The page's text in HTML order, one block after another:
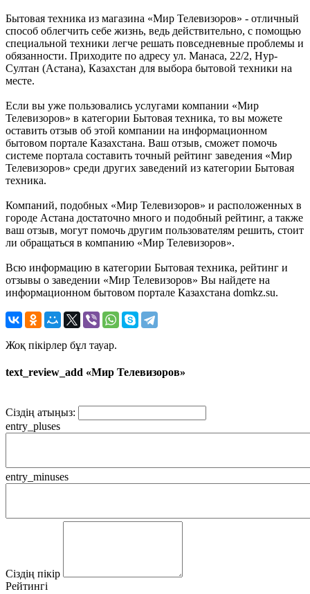
Бытовая техника из магазина «Мир Телевизоров» - отличный
способ облегчить себе жизнь, ведь действительно, с помощью
специальной техники легче решать повседневные проблемы и
обязанности. Приходите по адресу ул. Манаса, 22/2, Нур-
Султан (Астана), Казахстан для выбора бытовой техники на
месте.
Если вы уже пользовались услугами компании «Мир
Телевизоров» в категории Бытовая техника, то вы можете
оставить отзыв об этой компании на информационном
бытовом портале Казахстана. Ваш отзыв, сможет помочь
системе портала составить точный рейтинг заведения «Мир
Телевизоров» среди других заведений из категории Бытовая
техника.
Компаний, подобных «Мир Телевизоров» и расположенных в
городе Астана достаточно много и подобный рейтинг, а также
ваш отзыв, могут помочь другим пользователям решить, стоит
ли обращаться в компанию «Мир Телевизоров».
Всю информацию в категории Бытовая техника, рейтинг и
отзывы о заведении «Мир Телевизоров» Вы найдете на
информационном бытовом портале Казахстана domkz.su.
Жоқ пікірлер бұл тауар.
text_review_add «Мир Телевизоров»
Сіздің атыңыз:
entry_pluses
entry_minuses
Сіздің пікір
Рейтингі